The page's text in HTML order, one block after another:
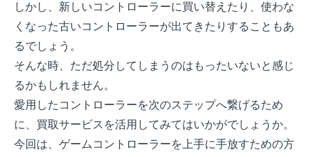
しかし、新しいコントローラーに買い替えたり、使わな
くなった古いコントローラーが出てきたりすることもあ
るでしょう。
そんな時、ただ処分してしまうのはもったいないと感じ
るかもしれません。
愛用したコントローラーを次のステップへ繋げるため
に、買取サービスを活用してみてはいかがでしょうか。
今回は、ゲームコントローラーを上手に手放すための方